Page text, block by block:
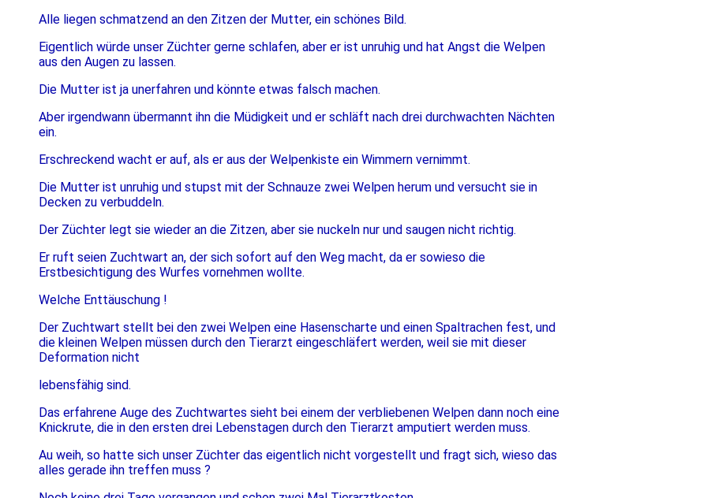
Alle liegen schmatzend an den Zitzen der Mutter, ein schönes Bild.
Eigentlich würde unser Züchter gerne schlafen, aber er ist unruhig und hat Angst die Welpen
aus den Augen zu lassen.
Die Mutter ist ja unerfahren und könnte etwas falsch machen.
Aber irgendwann übermannt ihn die Müdigkeit und er schläft nach drei durchwachten Nächten
ein.
Erschreckend wacht er auf, als er aus der Welpenkiste ein Wimmern vernimmt.
Die Mutter ist unruhig und stupst mit der Schnauze zwei Welpen herum und versucht sie in
Decken zu verbuddeln.
Der Züchter legt sie wieder an die Zitzen, aber sie nuckeln nur und saugen nicht richtig.
Er ruft seien Zuchtwart an, der sich sofort auf den Weg macht, da er sowieso die
Erstbesichtigung des Wurfes vornehmen wollte.
Welche Enttäuschung !
Der Zuchtwart stellt bei den zwei Welpen eine Hasenscharte und einen Spaltrachen fest, und
die kleinen Welpen müssen durch den Tierarzt eingeschläfert werden, weil sie mit dieser
Deformation nicht
lebensfähig sind.
Das erfahrene Auge des Zuchtwartes sieht bei einem der verbliebenen Welpen dann noch eine
Knickrute, die in den ersten drei Lebenstagen durch den Tierarzt amputiert werden muss.
Au weih, so hatte sich unser Züchter das eigentlich nicht vorgestellt und fragt sich, wieso das
alles gerade ihn treffen muss ?